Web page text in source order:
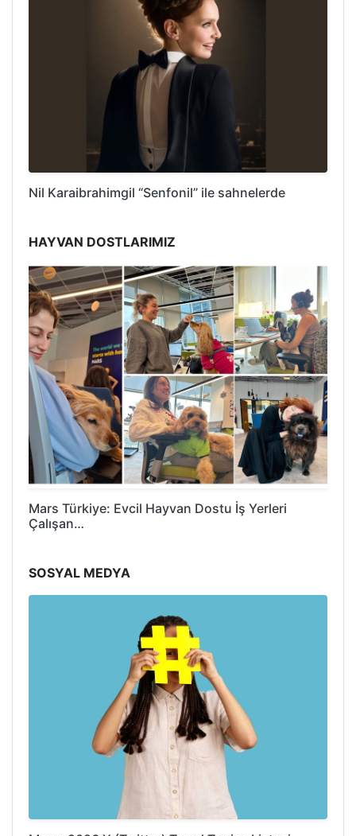
Nil Karaibrahimgil “Senfonil” ile sahnelerde
HAYVAN DOSTLARIMIZ
Mars Türkiye: Evcil Hayvan Dostu İş Yerleri
Çalışan…
SOSYAL MEDYA